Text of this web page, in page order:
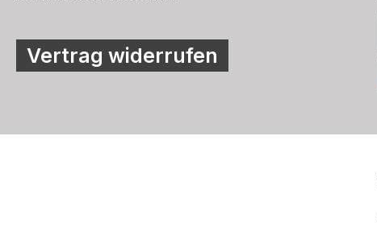
Vertrag widerrufen